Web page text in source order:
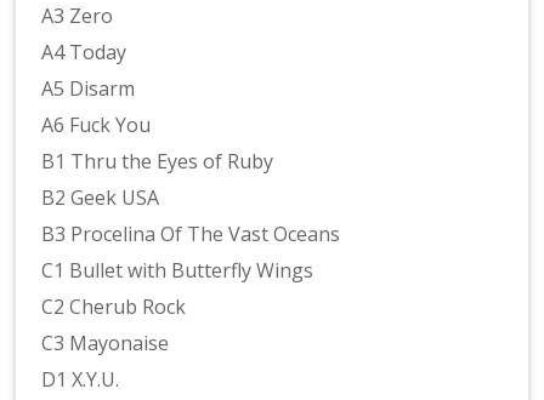
A3 Zero
A4 Today
A5 Disarm
A6 Fuck You
B1 Thru the Eyes of Ruby
B2 Geek USA
B3 Procelina Of The Vast Oceans
C1 Bullet with Butterfly Wings
C2 Cherub Rock
C3 Mayonaise
D1 X.Y.U.